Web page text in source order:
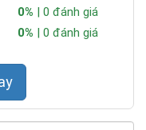
0% | 0 đánh giá
0% | 0 đánh giá